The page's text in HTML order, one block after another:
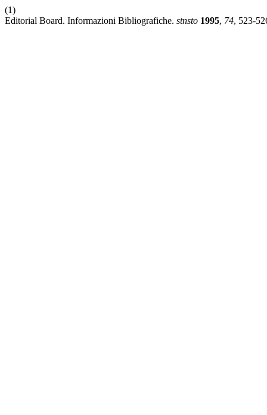
(1)
Editorial Board. Informazioni Bibliografiche. stnsto 1995, 74, 523-